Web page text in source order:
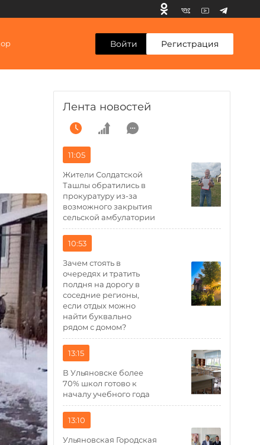
Войти Регистрация
Лента новостей
11:05
Жители Солдатской
Ташлы обратились в
прокуратуру из-за
возможного закрытия
сельской амбулатории
10:53
Зачем стоять в
очередях и тратить
полдня на дорогу в
соседние регионы,
если отдых можно
найти буквально
рядом с домом?
13:15
В Ульяновске более
70% школ готово к
началу учебного года
13:10
Ульяновская Городская